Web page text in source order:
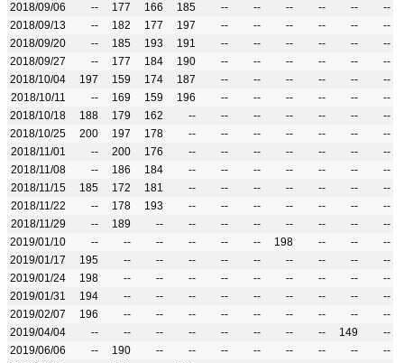
2018/09/06
-- 177 166 185 -- -- -- -- --
--
2018/09/13
-- 182 177 197 -- -- -- -- --
--
2018/09/20
-- 185 193 191 -- -- -- -- --
--
2018/09/27
-- 177 184 190 -- -- -- -- --
--
2018/10/04
197 159 174 187 -- -- -- -- --
--
2018/10/11
-- 169 159 196 -- -- -- -- --
--
2018/10/18
188 179 162 -- -- -- -- -- --
--
2018/10/25
200 197 178 -- -- -- -- -- --
--
2018/11/01
-- 200 176 -- -- -- -- -- --
--
2018/11/08
-- 186 184 -- -- -- -- -- --
--
2018/11/15
185 172 181 -- -- -- -- -- --
--
2018/11/22
-- 178 193 -- -- -- -- -- --
--
2018/11/29
-- 189 -- -- -- -- -- -- --
--
2019/01/10
-- -- -- -- -- -- 198 -- --
--
2019/01/17
195 -- -- -- -- -- -- -- --
--
2019/01/24
198 -- -- -- -- -- -- -- --
--
2019/01/31
194 -- -- -- -- -- -- -- --
--
2019/02/07
196 -- -- -- -- -- -- -- --
--
2019/04/04
-- -- -- -- -- -- -- -- 149
--
2019/06/06
-- 190 -- -- -- -- -- -- --
--